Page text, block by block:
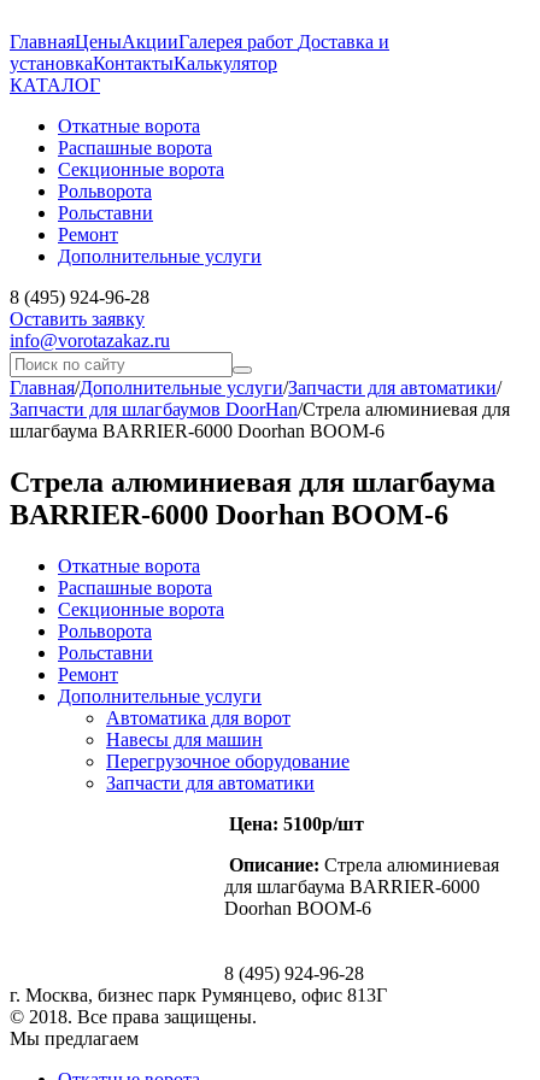
ГлавнаяЦеныАкцииГалерея работ Доставка и
установкаКонтактыКалькулятор
КАТАЛОГ
Откатные ворота
Распашные ворота
Секционные ворота
Рольворота
Рольставни
Ремонт
Дополнительные услуги
8 (495) 924-96-28
Оставить заявку
info@vorotazakaz.ru
Главная/Дополнительные услуги/Запчасти для автоматики/
Запчасти для шлагбаумов DoorHan/Стрела алюминиевая для
шлагбаума BARRIER-6000 Doorhan BOOM-6
Стрела алюминиевая для шлагбаума
BARRIER-6000 Doorhan BOOM-6
Откатные ворота
Распашные ворота
Секционные ворота
Рольворота
Рольставни
Ремонт
Дополнительные услуги
Автоматика для ворот
Навесы для машин
Перегрузочное оборудование
Запчасти для автоматики
Цена: 5100p/шт
Описание: Стрела алюминиевая
для шлагбаума BARRIER-6000
Doorhan BOOM-6
8 (495) 924-96-28
г. Москва, бизнес парк Румянцево, офис 813Г
© 2018. Все права защищены.
Мы предлагаем